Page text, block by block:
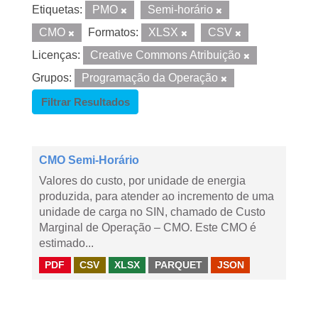
Etiquetas: PMO
Semi-horário
CMO
Formatos: XLSX
CSV
Licenças:
Creative Commons Atribuição
Grupos:
Programação da Operação
Filtrar Resultados
CMO Semi-Horário
Valores do custo, por unidade de energia
produzida, para atender ao incremento de uma
unidade de carga no SIN, chamado de Custo
Marginal de Operação – CMO. Este CMO é
estimado...
PDF CSV XLSX PARQUET JSON